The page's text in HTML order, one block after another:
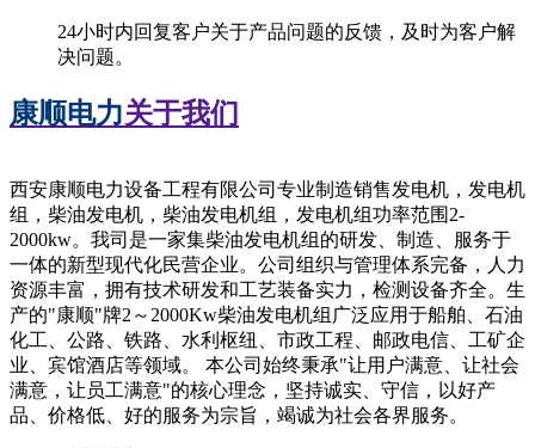
24小时内回复客户关于产品问题的反馈，及时为客户解
决问题。
康顺电力关于我们
西安康顺电力设备工程有限公司专业制造销售发电机，发电机
组，柴油发电机，柴油发电机组，发电机组功率范围2-
2000kw。我司是一家集柴油发电机组的研发、制造、服务于
一体的新型现代化民营企业。公司组织与管理体系完备，人力
资源丰富，拥有技术研发和工艺装备实力，检测设备齐全。生
产的"康顺"牌2～2000Kw柴油发电机组广泛应用于船舶、石油
化工、公路、铁路、水利枢纽、市政工程、邮政电信、工矿企
业、宾馆酒店等领域。 本公司始终秉承"让用户满意、让社会
满意，让员工满意"的核心理念，坚持诚实、守信，以好产
品、价格低、好的服务为宗旨，竭诚为社会各界服务。